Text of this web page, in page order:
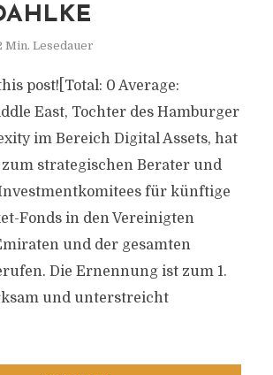
Min. Lesedauer
post![Total: 0 Average:
East, Tochter des Hamburger
im Bereich Digital Assets, hat
strategischen Berater und
für künftige
Fonds in den Vereinigten
und der gesamten
Die Ernennung ist zum 1.
und unterstreicht